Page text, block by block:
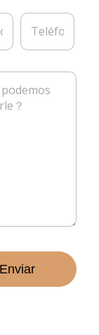
e
T
l
f
o
n
Enviar